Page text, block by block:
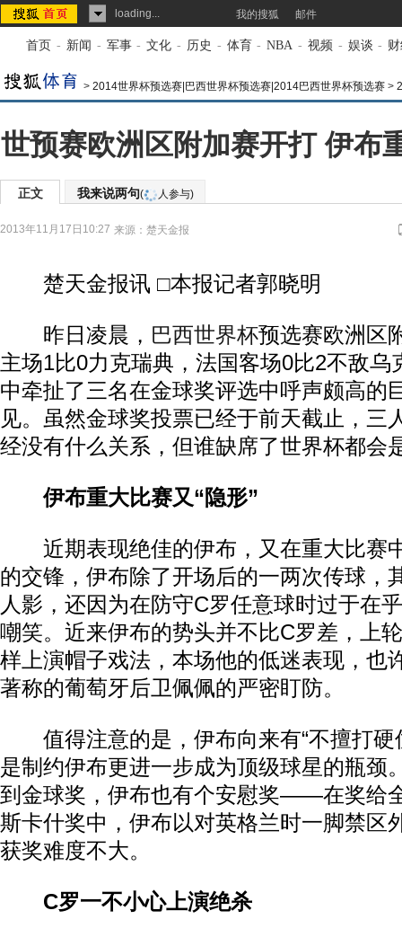
loading... 我的搜狐 邮件
首页 - 新闻 - 军事 - 文化 - 历史 - 体育 - NBA - 视频 - 娱谈 -
> 2014世界杯预选赛|巴西世界杯预选赛|2014巴西世界杯预选赛 >
世预赛欧洲区附加赛开打 伊布
正文 我来说两句( 人参与)
2013年11月17日10:27 来源： 楚天金报
楚天金报讯 □本报记者郭晓明
昨日凌晨， 巴西世界杯预选赛欧洲区
主场1比0力克瑞典，法国客场0比2不敌乌
中牵扯了三名在金球奖评选中呼声颇高的
见。虽然金球奖投票已经于前天截止，三
经没有什么关系，但谁缺席了世界杯都会
伊布重大比赛又“隐形”
近期表现绝佳的伊布，又在重大比赛中
的交锋，伊布除了开场后的一两次传球，
人影，还因为在防守C罗任意球时过于在
嘲笑。近来伊布的势头并不比C罗差，上
样上演帽子戏法，本场他的低迷表现，也
著称的葡萄牙后卫佩佩的严密盯防。
值得注意的是，伊布向来有“不擅打硬
是制约伊布更进一步成为顶级球星的瓶颈
到金球奖，伊布也有个安慰奖——在奖给
斯卡什奖中，伊布以对英格兰时一脚禁区
获奖难度不大。
C罗一不小心上演绝杀